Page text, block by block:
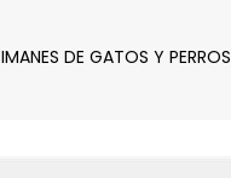
IMANES DE GATOS Y PERROS